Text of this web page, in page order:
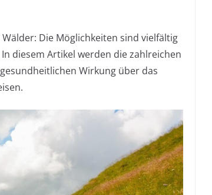
Die Möglichkeiten sind vielfältig
diesem Artikel werden die zahlreichen
Wirkung über das